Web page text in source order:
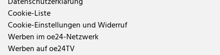
Cookie-Liste
Cookie-Einstellungen und Widerruf
Werben im oe24-Netzwerk
Werben auf oe24TV